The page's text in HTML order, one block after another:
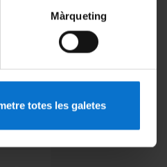
Màrqueting
totes les galetes
5
5